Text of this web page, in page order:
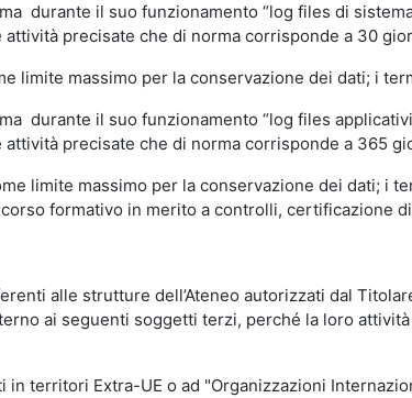
durante il suo funzionamento “log files di
precisate che di norma corrisponde a 30
limite massimo per la conservazione dei dati; i
durante il suo funzionamento “log files
precisate che di norma corrisponde a 365
limite massimo per la conservazione dei dati; i
formativo in merito a controlli,
alle strutture dell’Ateneo autorizzati dal
ai seguenti soggetti terzi, perché la loro
territori Extra-UE o ad "Organizzazioni